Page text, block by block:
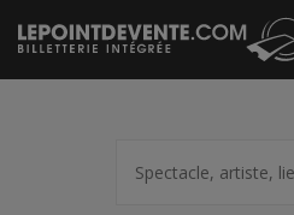
Passer
au
contenu
artiste,
lieu...